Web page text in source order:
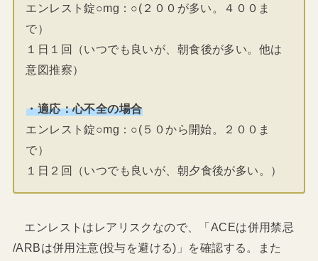
エンレスト錠○mg：○(２００が多い。４００ま
で）
１日１回（いつでも良いが、朝食後が多い。他は
意図推察）
・適応：心不全の場合
エンレスト錠○mg：○(５０から開始。２００ま
で）
１日２回（いつでも良いが、朝夕食後が多い。）
エンレストはレアリスクなので、「ACEは併用禁忌
/ARBは併用注意(投与を避ける)」を確認する。また